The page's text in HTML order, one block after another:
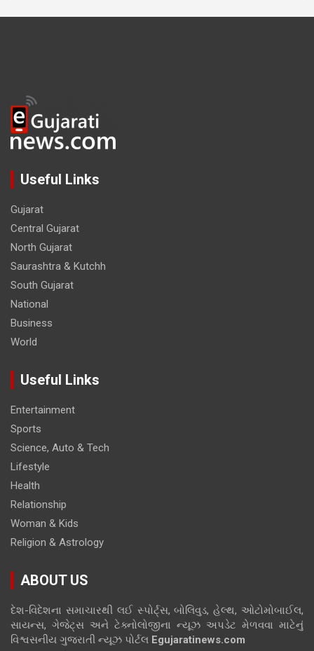
Useful Links
Gujarat
Central Gujarat
North Gujarat
Saurashtra & Kutchh
South Gujarat
National
Business
World
Useful Links
Entertainment
Sports
Science, Auto & Tech
Lifestyle
Health
Relationship
Woman & Kids
Religion & Astrology
ABOUT US
દેશ-વિદેશના સમાચારથી લઈ સ્પોર્ટ્સ, બોલિવુડ, હેલ્થ, ઓટોમોબાઈલ,
સાયન્સ, ગેજેટ્સ અને ટેક્નોલોજીના ન્યૂઝ અપડેટ મેળવવા માટેનું
વિશ્વસનીય ગુજરાતી ન્યૂઝ પોર્ટલ Egujaratinews.com